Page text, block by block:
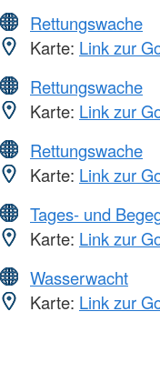
Rettungswache
Karte: Link zur
Rettungswache
Karte: Link zur
Rettungswache
Karte: Link zur
Tages- und
Karte: Link zur
Wasserwacht
Karte: Link zur